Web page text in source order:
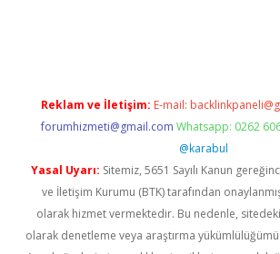
Reklam ve İletişim: E-mail:
forumhizmeti@gmail.com Whatsapp: 0262
@karabul
Yasal Uyarı: Sitemiz, 5651 Sayılı Kanun
ve İletişim Kurumu (BTK) tarafından
olarak hizmet vermektedir. Bu nedenle,
olarak denetleme veya araştırma